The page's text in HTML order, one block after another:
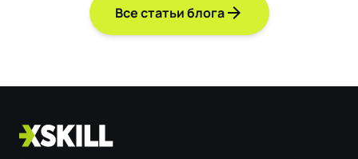
Все статьи блогаarrow_forward